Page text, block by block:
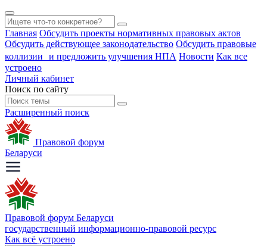
Главная Обсудить проекты нормативных правовых актов
Обсудить действующее законодательство Обсудить правовые
коллизии и предложить улучшения НПА Новости Как все
устроено
Личный кабинет
Поиск по сайту
Расширенный поиск
Правовой форум
Беларуси
Правовой форум Беларуси
государственный информационно-правовой ресурс
Как всё устроено